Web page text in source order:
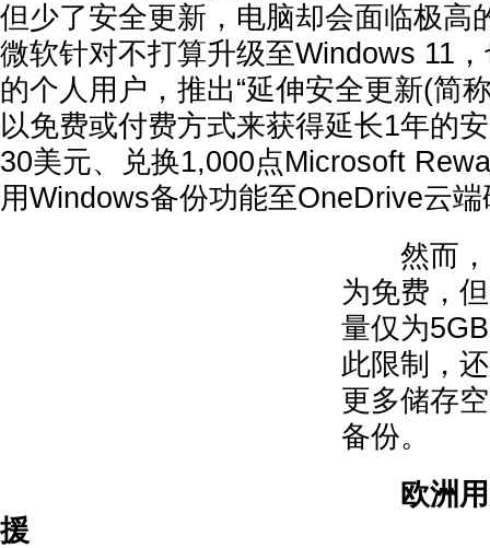
但少了安全更新，电脑却会面临极高
微软针对不打算升级至Windows 11
的个人用户，推出“延伸安全更新(简
以免费或付费方式来获得延长1年的
30美元、兑换1,000点Microsoft
用Windows备份功能至OneDrive云
然而，
为免费，
量仅为
此限制，
更多储存
备份。
欧洲
援